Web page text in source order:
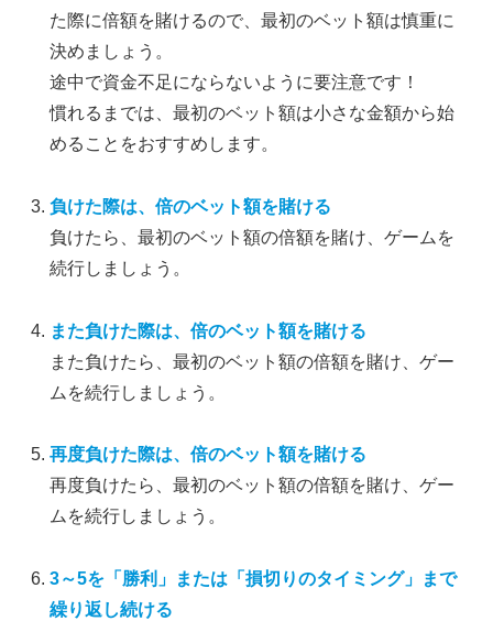
た際に倍額を賭けるので、最初のベット額は慎重に
決めましょう。
途中で資金不足にならないように要注意です！
慣れるまでは、最初のベット額は小さな金額から始
めることをおすすめします。
負けた際は、倍のベット額を賭ける
負けたら、最初のベット額の倍額を賭け、ゲームを
続行しましょう。
また負けた際は、倍のベット額を賭ける
また負けたら、最初のベット額の倍額を賭け、ゲー
ムを続行しましょう。
再度負けた際は、倍のベット額を賭ける
再度負けたら、最初のベット額の倍額を賭け、ゲー
ムを続行しましょう。
3～5を「勝利」または「損切りのタイミング」まで
繰り返し続ける